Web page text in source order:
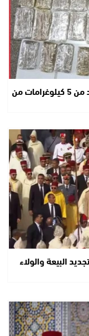
الداخلة.. توقيف شخصين وحجز أزيد من 5 كيلوغرامات من
البيعة والولاء